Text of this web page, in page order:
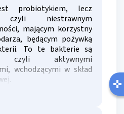
probiotykiem, lecz
czyli niestrawnym
mającym korzystny
będącym pożywką
To te bakterie są
czyli aktywnymi
wchodzącymi w skład